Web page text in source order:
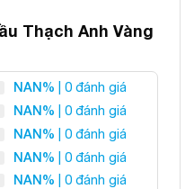
Thạch Anh Vàng
NAN% | 0 đánh giá
NAN% | 0 đánh giá
NAN% | 0 đánh giá
NAN% | 0 đánh giá
NAN% | 0 đánh giá